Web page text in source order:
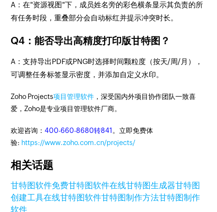
A：在"资源视图"下，成员姓名旁的彩色横条显示其负责的所
有任务时段，重叠部分会自动标红并提示冲突时长。
Q4：能否导出高精度打印版甘特图？
A：支持导出PDF或PNG时选择时间颗粒度（按天/周/月），
可调整任务标签显示密度，并添加自定义水印。
Zoho Projects项目管理软件 ，深受国内外项目协作团队一致喜
爱，Zoho是专业项目管理软件厂商。
欢迎咨询：400-660-8680转841 。立即免费体
验: https://www.zoho.com.cn/projects/
相关话题
甘特图软件免费甘特图软件在线甘特图生成器甘特图
创建工具在线甘特图软件甘特图制作方法甘特图制作
软件